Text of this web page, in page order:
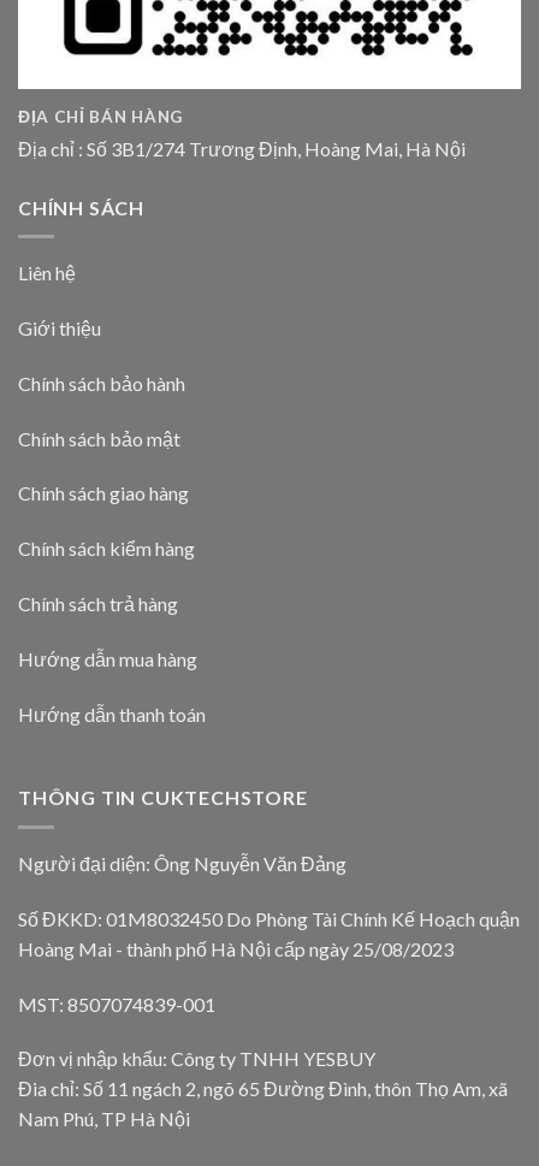
ĐỊA CHỈ BÁN HÀNG
Địa chỉ : Số 3B1/274 Trương Định, Hoàng Mai, Hà Nội
CHÍNH SÁCH
Liên hệ
Giới thiệu
Chính sách bảo hành
Chính sách bảo mật
Chính sách giao hàng
Chính sách kiểm hàng
Chính sách trả hàng
Hướng dẫn mua hàng
Hướng dẫn thanh toán
THÔNG TIN CUKTECHSTORE
Người đại diện: Ông Nguyễn Văn Đảng
Số ĐKKD: 01M8032450 Do Phòng Tài Chính Kế Hoạch quận
Hoàng Mai - thành phố Hà Nội cấp ngày 25/08/2023
MST: 8507074839-001
Đơn vị nhập khẩu: Công ty TNHH YESBUY
Đia chỉ: Số 11 ngách 2, ngõ 65 Đường Đình, thôn Thọ Am, xã
Nam Phú, TP Hà Nội